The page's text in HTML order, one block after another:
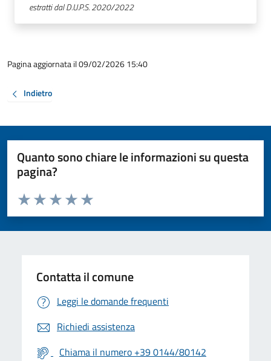
estratti dal D.U.P.S. 2020/2022
Pagina aggiornata il 09/02/2026 15:40
Indietro
Quanto sono chiare le informazioni su questa
pagina?
Valuta da 1 a 5 stelle la pagina
Valuta 5 stelle su 5
Valuta 4 stelle su 5
Valuta 3 stelle su 5
Valuta 2 stelle su 5
Valuta 1 stelle su 5
Contatta il comune
Leggi le domande frequenti
Richiedi assistenza
Chiama il numero +39 0144/80142